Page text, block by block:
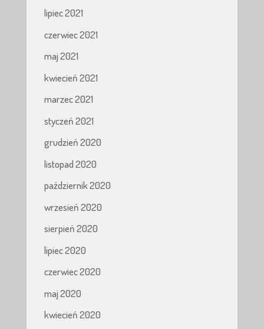
lipiec 2021
czerwiec 2021
maj 2021
kwiecień 2021
marzec 2021
styczeń 2021
grudzień 2020
listopad 2020
październik 2020
wrzesień 2020
sierpień 2020
lipiec 2020
czerwiec 2020
maj 2020
kwiecień 2020